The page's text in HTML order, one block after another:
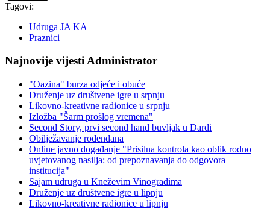
Tagovi:
Udruga JA KA
Praznici
Najnovije vijesti Administrator
"Oazina" burza odjeće i obuće
Druženje uz društvene igre u srpnju
Likovno-kreativne radionice u srpnju
Izložba "Šarm prošlog vremena"
Second Story, prvi second hand buvljak u Dardi
Obilježavanje rođendana
Online javno događanje "Prisilna kontrola kao oblik rodno
uvjetovanog nasilja: od prepoznavanja do odgovora
institucija"
Sajam udruga u Kneževim Vinogradima
Druženje uz društvene igre u lipnju
Likovno-kreativne radionice u lipnju